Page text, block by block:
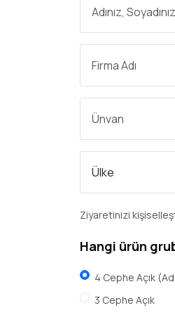
Ziyaretinizi
Hangi ürün
4 Cephe Açık
3 Cephe Açık